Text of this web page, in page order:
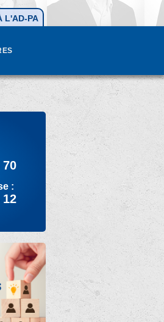
L'AD-PA
70
:
12